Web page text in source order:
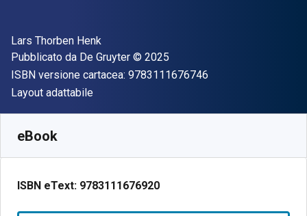
Autore(i)
Lars Thorben Henk
Editore
Pubblicato da De Gruyter Copyright
© 2025
ISBN versione cartacea: 9783111676746
Formato
Layout adattabile
eBook
ISBN eText: 9783111676920